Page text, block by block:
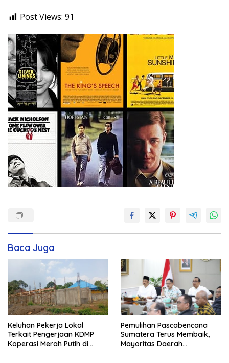
Post Views: 91
Baca Juga
Keluhan Pekerja Lokal
Terkait Pengerjaan KDMP
Koperasi Merah Putih di
Pemulihan Pascabencana
Sumatera Terus Membaik,
Mayoritas Daerah